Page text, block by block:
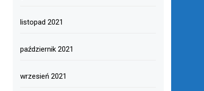
listopad 2021
październik 2021
wrzesień 2021